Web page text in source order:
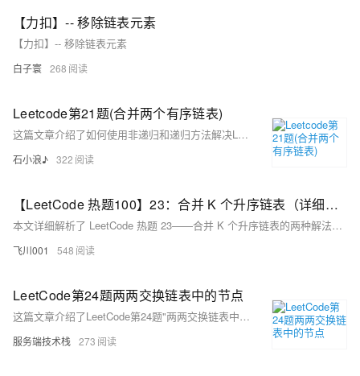
【力扣】-- 移除链表元素
【力扣】-- 移除链表元素
白子寰 268
Leetcode第21题(合并两个有序链表)
这篇文章介绍了如何使用非递归和递归方法解决LeetCode第21题，即合并两个有序链表的问题。
石小浪♪ 322
【LeetCode 热题100】23：合并 K 个升序链表（详细解析）（Go语言版）
本文详细解析了 LeetCode 热题 23——合并 K 个升序链表的两种解法：优先队列（最小堆）和分治合并。题目要求将多个已排序链表合并为一个升序链表。最小堆方法通过维护节点优先级快速选择最小值，；分治合并则采用归并思想两两合并链表。文章提供了 Go 语言实现代码，并对比分析两种方法的适用场景，帮助读者深入理解链表操作与算法设计。
飞川001 548
LeetCode第24题两两交换链表中的节点
这篇文章介绍了LeetCode第24题"两两交换链表中的节点"的解题方法，通过使用虚拟节点和前驱节点技巧，实现了链表中相邻节点的交换。
服务端技术栈 273